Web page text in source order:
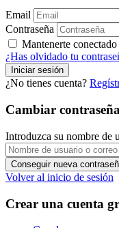
Email
Contraseña
Mantenerte conectado
¿Has olvidado tu
¿No tienes cuenta?
Cambiar contraseña
Introduzca su nombre de
Volver al inicio de sesión
Crear una cuenta